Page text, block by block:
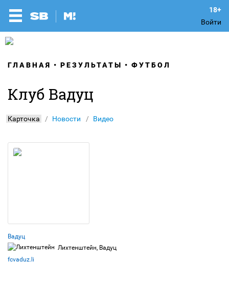
Войти
ГЛАВНАЯ РЕЗУЛЬТАТЫ ФУТБОЛ
Клуб Вадуц
Карточка Новости Видео
Вадуц
Лихтенштейн, Вадуц
fcvaduz.li